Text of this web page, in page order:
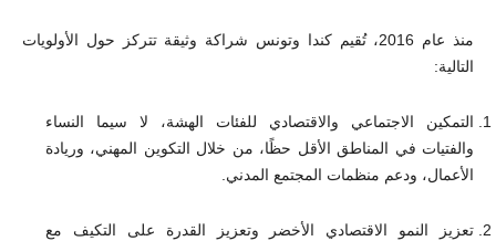
منذ عام 2016، تُقيم كندا وتونس شراكة وثيقة تتركز حول الأولويات
التالية:
التمكين الاجتماعي والاقتصادي للفئات الهشة، لا سيما النساء
والفتيات في المناطق الأقل حظًا، من خلال التكوين المهني، وريادة
الأعمال، ودعم منظمات المجتمع المدني.
تعزيز النمو الاقتصادي الأخضر وتعزيز القدرة على التكيف مع